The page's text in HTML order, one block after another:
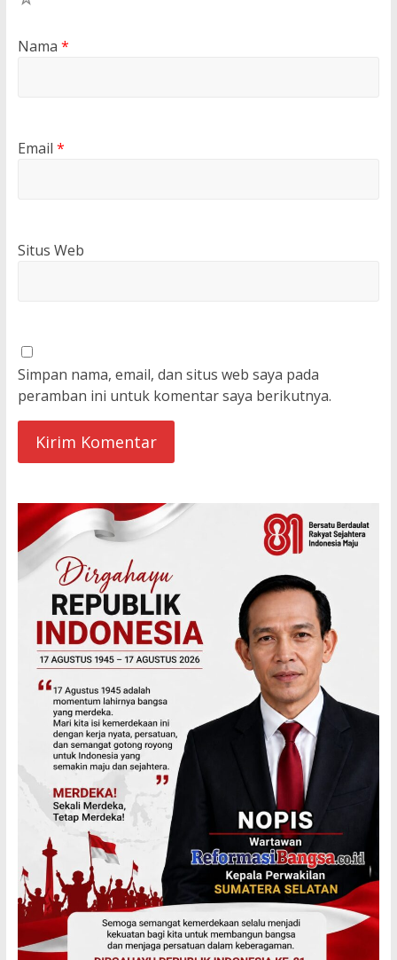
Nama *
Email *
Situs Web
Simpan nama, email, dan situs web saya pada
peramban ini untuk komentar saya berikutnya.